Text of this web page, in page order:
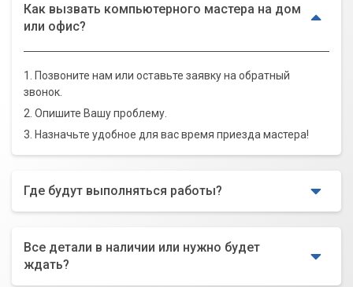
Как вызвать компьютерного мастера на дом
или офис?
1. Позвоните нам или оставьте заявку на обратный
звонок.
2. Опишите Вашу проблему.
3. Назначьте удобное для вас время приезда мастера!
Где будут выполняться работы?
Все детали в наличии или нужно будет
ждать?